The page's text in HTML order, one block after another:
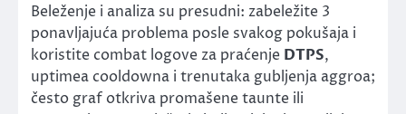
Beleženje i analiza su presudni: zabeležite 3
ponavljajuća problema posle svakog pokušaja i
koristite combat logove za praćenje DTPS,
uptimea cooldowna i trenutaka gubljenja aggroa;
često graf otkriva promašene taunte ili